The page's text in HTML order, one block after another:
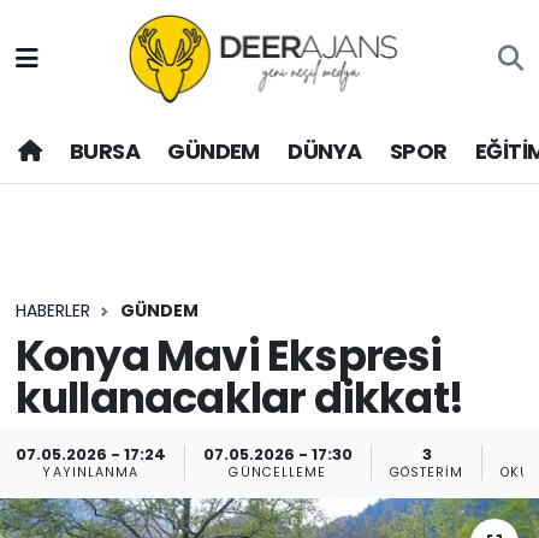
BURSA GÜNDEM DÜNYA SPOR
HABERLER GÜNDEM
Konya Mavi Ekspresi
kullanacaklar dikkat!
07.05.2026 - 17:24
YAYINLANMA
07.05.2026 - 17:30
GÜNCELLEME
3
GÖSTERIM
Hava Durumu
Trafik Durumu
Son Dakika Haberleri
Haber Arşivi